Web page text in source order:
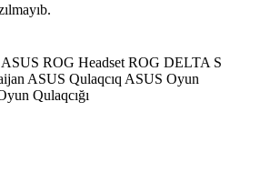
ASUS ROG Headset ROG DELTA S
ASUS Qulaqcıq ASUS Oyun
Qulaqcığı